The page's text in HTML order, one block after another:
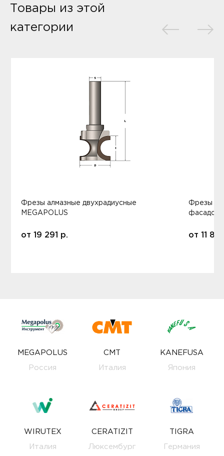
Товары из этой
категории
Фрезы алмазные двухрадиусные
MEGAPOLUS
от 19 291 р.
Фрезы
фасадов
от 11
MEGAPOLUS
Россия
CMT
Италия
KANEFUSA
Япония
WIRUTEX
Италия
CERATIZIT
Люксембург
TIGRA
Германия